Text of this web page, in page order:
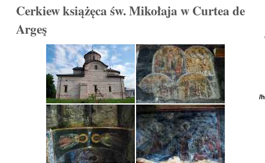
Cerkiew książęca św. Mikołaja w Curtea de
Argeş
/